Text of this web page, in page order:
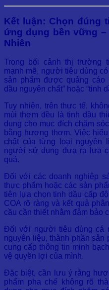
Kết luận: Chọn đúng
ứng dụng bền vững –
Nhiên
Trong bối cảnh thị trường
mạnh mẽ, người tiêu dùng
sản phẩm được quảng cáo
dầu nguyên chất” hoặc “tinh
Tuy nhiên, trên thực tế,
mùi thơm đều là tinh dầu
dụng cho mục đích chăm
bằng hương thơm. Việc
chất của từng loại nguyên
người sử dụng đưa ra lựa
quả.
Đối với các doanh nghiệp
thực phẩm hoặc các sản
tiên lựa chọn tinh dầu cấp
COA rõ ràng và kết quả
cầu cần thiết nhằm đảm bảo
Đối với người tiêu dùng cá
nguyên liệu, thành phần sản
cung cấp thông tin minh
vệ quyền lợi của mình.
Đặc biệt, cần lưu ý rằng
phẩm pha chế không rõ